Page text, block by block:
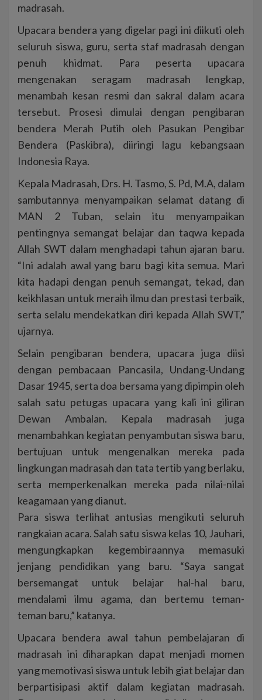
madrasah.
Upacara bendera yang digelar pagi ini diikuti oleh
seluruh siswa, guru, serta staf madrasah dengan
penuh khidmat. Para peserta upacara
mengenakan seragam madrasah lengkap,
menambah kesan resmi dan sakral dalam acara
tersebut. Prosesi dimulai dengan pengibaran
bendera Merah Putih oleh Pasukan Pengibar
Bendera (Paskibra), diiringi lagu kebangsaan
Indonesia Raya.
Kepala Madrasah, Drs. H. Tasmo, S. Pd, M.A, dalam
sambutannya menyampaikan selamat datang di
MAN 2 Tuban, selain itu menyampaikan
pentingnya semangat belajar dan taqwa kepada
Allah SWT dalam menghadapi tahun ajaran baru.
“Ini adalah awal yang baru bagi kita semua. Mari
kita hadapi dengan penuh semangat, tekad, dan
keikhlasan untuk meraih ilmu dan prestasi terbaik,
serta selalu mendekatkan diri kepada Allah SWT,”
ujarnya.
Selain pengibaran bendera, upacara juga diisi
dengan pembacaan Pancasila, Undang-Undang
Dasar 1945, serta doa bersama yang dipimpin oleh
salah satu petugas upacara yang kali ini giliran
Dewan Ambalan. Kepala madrasah juga
menambahkan kegiatan penyambutan siswa baru,
bertujuan untuk mengenalkan mereka pada
lingkungan madrasah dan tata tertib yang berlaku,
serta memperkenalkan mereka pada nilai-nilai
keagamaan yang dianut.
Para siswa terlihat antusias mengikuti seluruh
rangkaian acara. Salah satu siswa kelas 10, Jauhari,
mengungkapkan kegembiraannya memasuki
jenjang pendidikan yang baru. “Saya sangat
bersemangat untuk belajar hal-hal baru,
mendalami ilmu agama, dan bertemu teman-
teman baru,” katanya.
Upacara bendera awal tahun pembelajaran di
madrasah ini diharapkan dapat menjadi momen
yang memotivasi siswa untuk lebih giat belajar dan
berpartisipasi aktif dalam kegiatan madrasah.